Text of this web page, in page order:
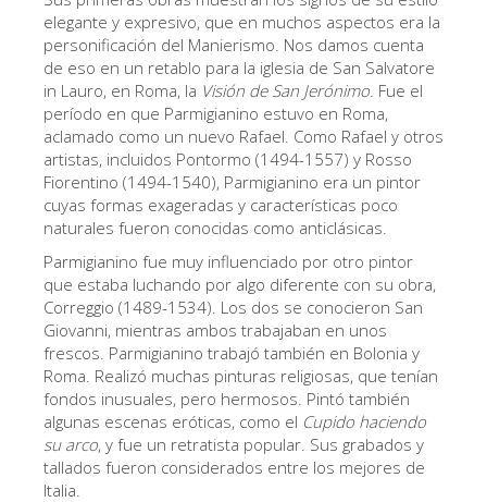
Santa Croce
Reserve ahora
Reserve una visita guiada
Sólo billetes con entrada rápida
ES
ENGLISH
DEUTSCH
FRANÇAIS
ESPAÑOL
elegante y expresivo, que en muchos aspectos era la
personificación del Manierismo. Nos damos cuenta
de eso en un retablo para la iglesia de San Salvatore
in Lauro, en Roma, la Visión de San Jerónimo. Fue el
período en que Parmigianino estuvo en Roma,
aclamado como un nuevo Rafael. Como Rafael y otros
artistas, incluidos Pontormo (1494-1557) y Rosso
Fiorentino (1494-1540), Parmigianino era un pintor
cuyas formas exageradas y características poco
naturales fueron conocidas como anticlásicas.
Parmigianino fue muy influenciado por otro pintor
que estaba luchando por algo diferente con su obra,
Correggio (1489-1534). Los dos se conocieron San
Giovanni, mientras ambos trabajaban en unos
frescos. Parmigianino trabajó también en Bolonia y
Roma. Realizó muchas pinturas religiosas, que tenían
fondos inusuales, pero hermosos. Pintó también
algunas escenas eróticas, como el Cupido haciendo
su arco, y fue un retratista popular. Sus grabados y
tallados fueron considerados entre los mejores de
Italia.